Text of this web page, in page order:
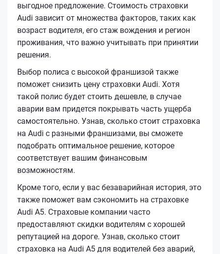
выгодное предложение. Стоимость страховки
Audi зависит от множества факторов, таких как
возраст водителя, его стаж вождения и регион
проживания, что важно учитывать при принятии
решения.
Выбор полиса с высокой франшизой также
поможет снизить цену страховки Audi. Хотя
такой полис будет стоить дешевле, в случае
аварии вам придется покрывать часть ущерба
самостоятельно. Узнав, сколько стоит страховка
на Audi с разными франшизами, вы сможете
подобрать оптимальное решение, которое
соответствует вашим финансовым
возможностям.
Кроме того, если у вас безаварийная история, это
также поможет вам сэкономить на страховке
Audi A5. Страховые компании часто
предоставляют скидки водителям с хорошей
репутацией на дороге. Узнав, сколько стоит
страховка на Audi A5 для водителей без аварий,